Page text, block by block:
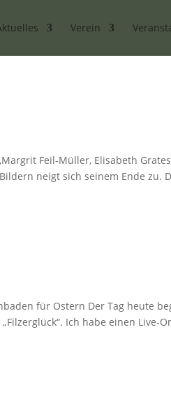
Verein
Feil-Müller, Elisabeth
neigt sich seinem Ende zu.
für Ostern Der Tag heute
Ich habe einen Live-